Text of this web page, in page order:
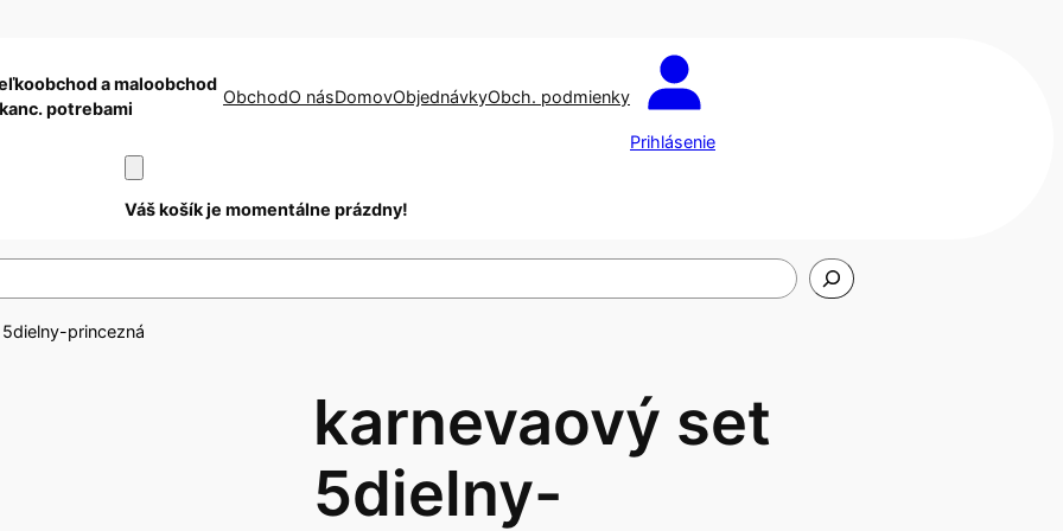
a maloobchod
potrebami
ObchodO násDomovObjednávkyObch. podmienky
Prihlásenie
Váš košík je momentálne prázdny!
princezná
karnevaový set
5dielny-